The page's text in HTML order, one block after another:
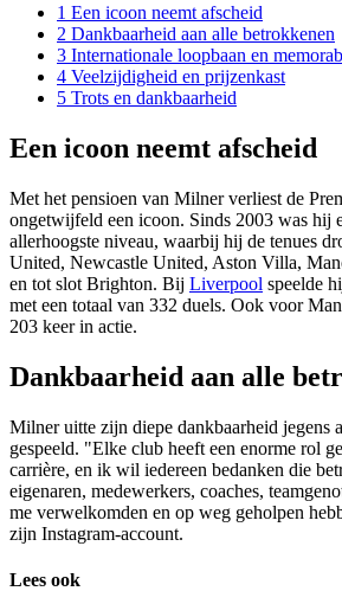
1 Een icoon neemt afscheid
2 Dankbaarheid aan alle betrokkenen
3 Internationale loopbaan en
4 Veelzijdigheid en prijzenkast
5 Trots en dankbaarheid
Een icoon neemt afscheid
Met het pensioen van Milner verliest de
ongetwijfeld een icoon. Sinds 2003 was hij
allerhoogste niveau, waarbij hij de tenues
United, Newcastle United, Aston Villa,
en tot slot Brighton. Bij Liverpool speelde
met een totaal van 332 duels. Ook voor
203 keer in actie.
Dankbaarheid aan alle
Milner uitte zijn diepe dankbaarheid jegens
gespeeld. "Elke club heeft een enorme rol
carrière, en ik wil iedereen bedanken die
eigenaren, medewerkers, coaches,
me verwelkomden en op weg geholpen
zijn Instagram-account.
Lees ook